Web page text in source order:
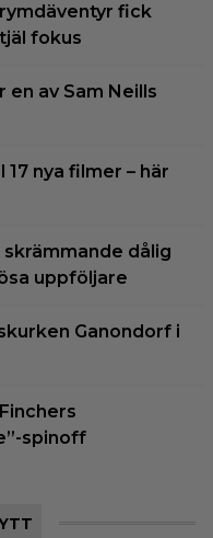
rymdäventyr fick
fokus
en av Sam Neills
nya filmer – här
skrämmande dålig
uppföljare
Ganondorf i
spinoff